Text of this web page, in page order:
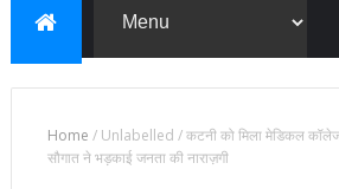
Home /Unlabelled /कटनी को मिला मेडिकल
सौगात ने भड़काई जनता की नाराज़गी